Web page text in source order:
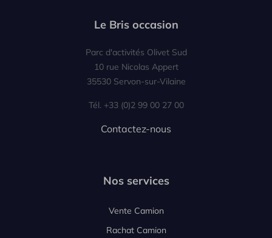
Le Bris occasion
Parc d'activités Olivet Sud
10 rue Nicolas Appert
35530 Servon-sur-Vilaine
Tél. +33 (0)2 99 00 27 00
Contactez-nous
Nos services
Vente Camion
Rachat Camion